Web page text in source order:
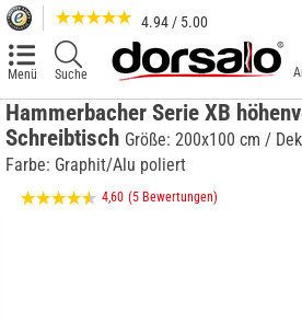
4.94 / 5.00
Menü Suche
Hammerbacher Serie XB
Schreibtisch Größe: 200x100 cm /
Farbe: Graphit/Alu poliert
4,60 (5 Bewertungen)